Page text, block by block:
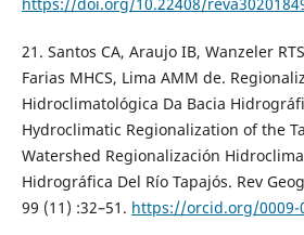
https://doi.org/10.22408/
21. Santos CA, Araujo IB, Wanzeler
Farias MHCS, Lima AMM de.
Hidroclimatológica Da Bacia
Hydroclimatic Regionalization of the
Watershed Regionalización
Hidrográfica Del Río Tapajós. Rev
99 (11) :32–51. https://orcid.org/0009-